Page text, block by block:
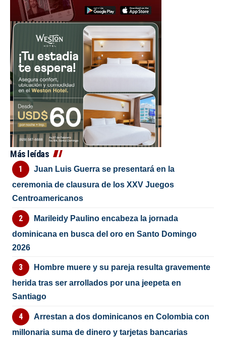
Más leídas
Juan Luis Guerra se presentará en la
ceremonia de clausura de los XXV Juegos
Centroamericanos
Marileidy Paulino encabeza la jornada
dominicana en busca del oro en Santo Domingo
2026
Hombre muere y su pareja resulta gravemente
herida tras ser arrollados por una jeepeta en
Santiago
Arrestan a dos dominicanos en Colombia con
millonaria suma de dinero y tarjetas bancarias